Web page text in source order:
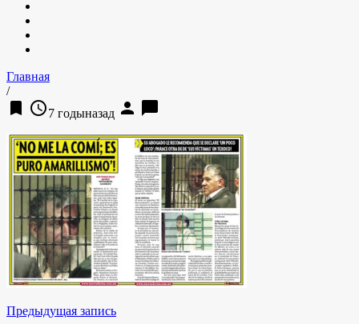
Главная
/
bookmark access_time7 годыназад person chat_bubble
Предыдущая запись